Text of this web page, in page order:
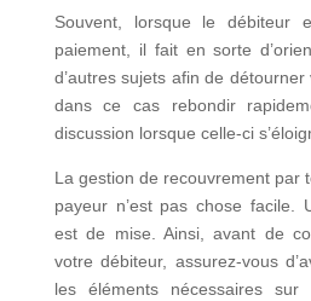
Souvent, lorsque le débiteur
paiement, il fait en sorte
d’autres sujets afin de
dans ce cas rebondir
discussion lorsque celle-ci
La gestion de recouvrement par
payeur n’est pas chose facile.
est de mise. Ainsi, avant de
votre débiteur, assurez-vous
les éléments nécessaires